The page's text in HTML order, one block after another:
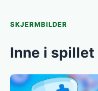
SKJERMBILDER
Inne i spillet